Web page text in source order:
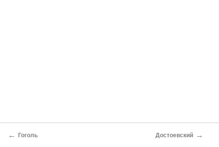
← Гоголь Достоевский →